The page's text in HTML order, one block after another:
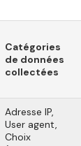
Catégories
de données
collectées
Adresse IP,
User agent,
Choix